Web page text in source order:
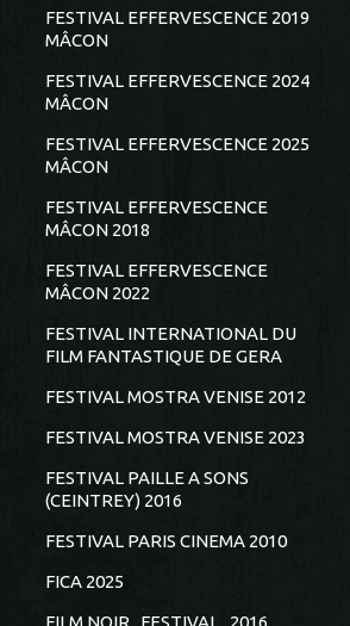
FESTIVAL EFFERVESCENCE 2019
MÂCON
FESTIVAL EFFERVESCENCE 2024
MÂCON
FESTIVAL EFFERVESCENCE 2025
MÂCON
FESTIVAL EFFERVESCENCE
MÂCON 2018
FESTIVAL EFFERVESCENCE
MÂCON 2022
FESTIVAL INTERNATIONAL DU
FILM FANTASTIQUE DE GERA
FESTIVAL MOSTRA VENISE 2012
FESTIVAL MOSTRA VENISE 2023
FESTIVAL PAILLE A SONS
(CEINTREY) 2016
FESTIVAL PARIS CINEMA 2010
FICA 2025